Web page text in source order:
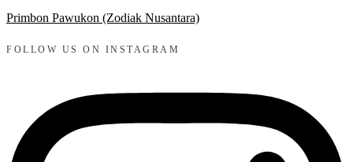
Primbon Pawukon (Zodiak Nusantara)
FOLLOW US ON INSTAGRAM